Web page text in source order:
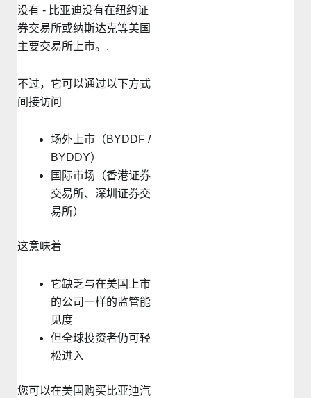
没有 - 比亚迪没有在纽约证
券交易所或纳斯达克等美国
主要交易所上市。.
不过，它可以通过以下方式
间接访问
场外上市（BYDDF /
BYDDY）
国际市场（香港证券
交易所、深圳证券交
易所）
这意味着
它缺乏与在美国上市
的公司一样的监管能
见度
但全球投资者仍可轻
松进入
您可以在美国购买比亚迪汽